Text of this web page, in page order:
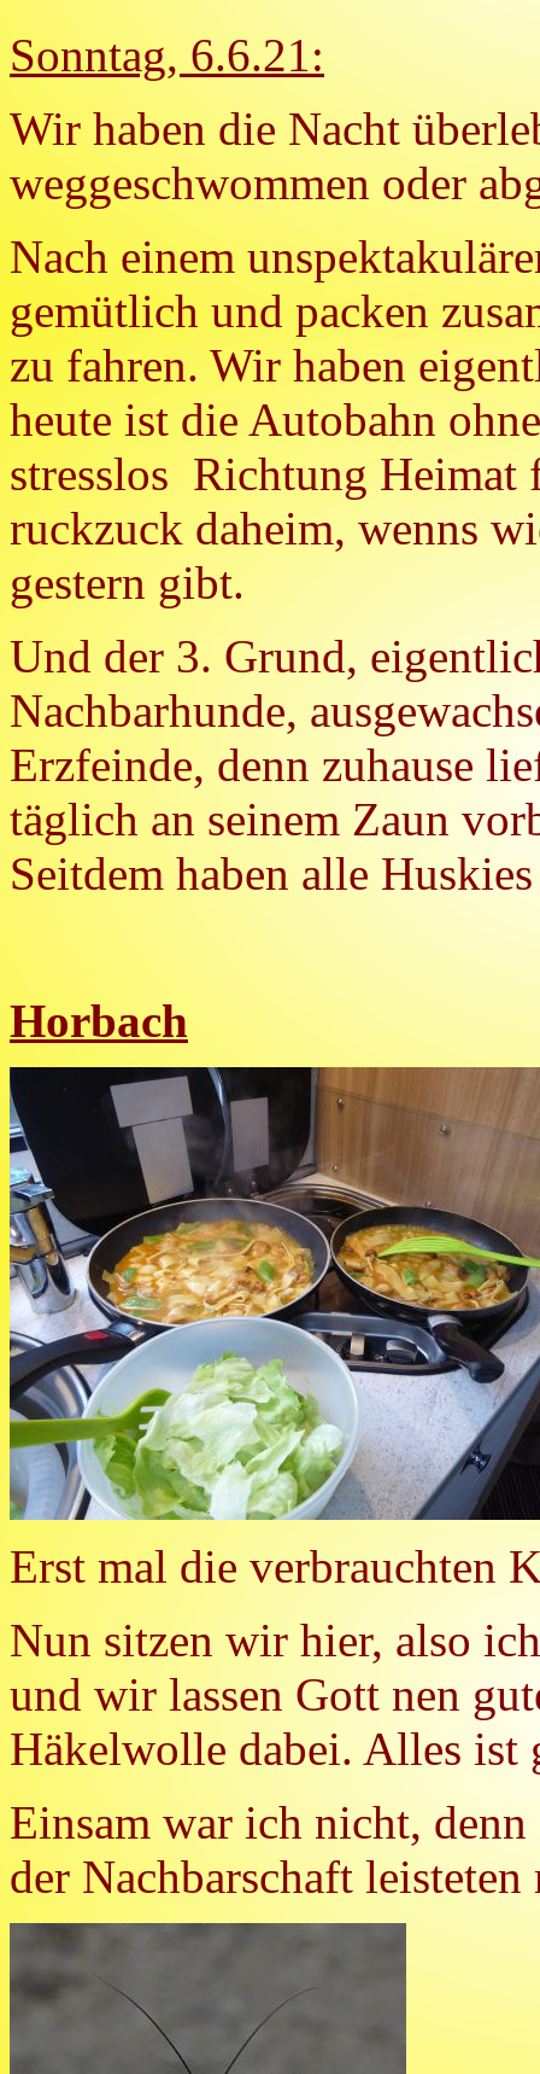
Sonntag, 6.6.21:
Wir haben die Nacht
weggeschwommen oder
Nach einem
gemütlich und packen
zu fahren. Wir haben
heute ist die Autobahn
stresslos Richtung Heimat
ruckzuck daheim, wenns
gestern gibt.
Und der 3. Grund,
Nachbarhunde,
Erzfeinde, denn zuhause
täglich an seinem Zaun
Seitdem haben alle
Horbach
Erst mal die verbrauchten
Nun sitzen wir hier, also
und wir lassen Gott nen
Häkelwolle dabei. Alles ist
Einsam war ich nicht,
der Nachbarschaft